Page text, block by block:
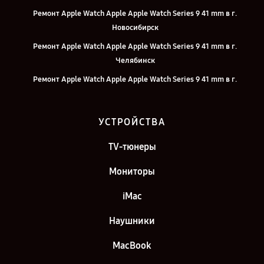
Ремонт Apple Watch Apple Apple Watch Series 9 41 mm в г.
Новосибирск
Ремонт Apple Watch Apple Apple Watch Series 9 41 mm в г.
Челябинск
Ремонт Apple Watch Apple Apple Watch Series 9 41 mm в г.
Ремонт Apple Watch Apple Apple Watch Series 9 41 mm в г. Санкт-
УСТРОЙСТВА
TV-тюнеры
Мониторы
iMac
Наушники
MacBook